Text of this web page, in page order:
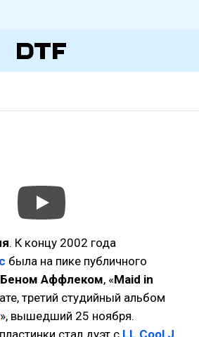
. К концу 2002 года
была на пике публичного
Беном Аффлеком, «Maid in
третий студийный альбом
», вышедший 25 ноября.
стал дуэт с LL Cool J